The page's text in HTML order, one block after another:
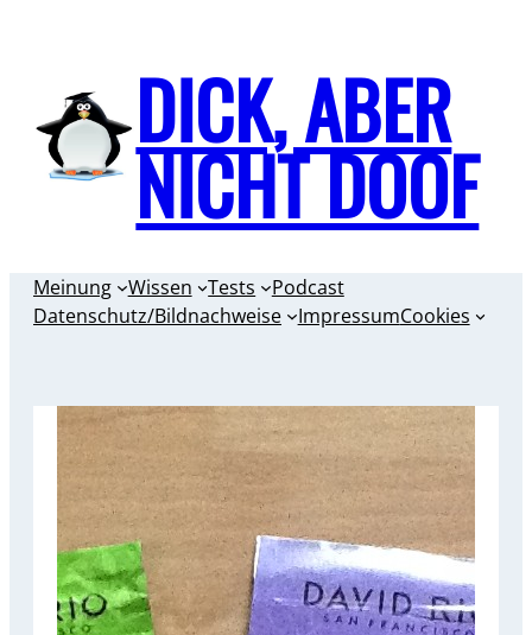
springen
DICK, ABER
NICHT DOOF
Meinung Wissen Tests
Podcast
Datenschutz/Bildnachweise
ImpressumCookies